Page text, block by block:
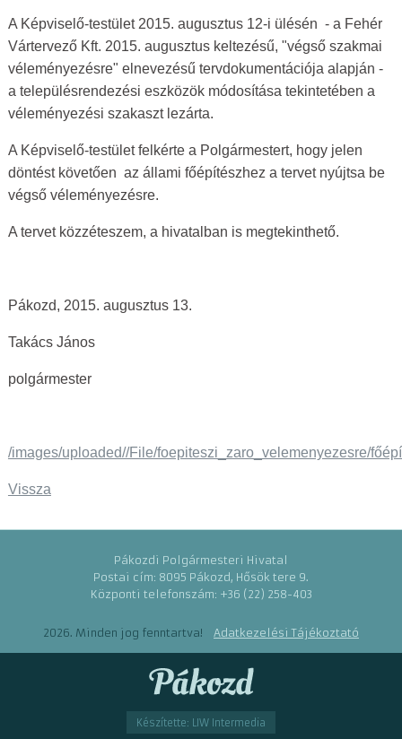
A Képviselő-testület 2015. augusztus 12-i ülésén - a Fehér
Vártervező Kft. 2015. augusztus keltezésű, "végső szakmai
véleményezésre" elnevezésű tervdokumentációja alapján -
a településrendezési eszközök módosítása tekintetében a
véleményezési szakaszt lezárta.
A Képviselő-testület felkérte a Polgármestert, hogy jelen
döntést követően az állami főépítészhez a tervet nyújtsa be
végső véleményezésre.
A tervet közzéteszem, a hivatalban is megtekinthető.
Pákozd, 2015. augusztus 13.
Takács János
polgármester
/images/uploaded//File/foepiteszi_zaro_velemenyezesre/
Vissza
Pákozdi Polgármesteri Hivatal
Postai cím: 8095 Pákozd, Hősök tere 9.
Központi telefonszám: +36 (22) 258-403
2026. Minden jog fenntartva! Adatkezelési Tájékoztató
Készítette: LIW Intermedia